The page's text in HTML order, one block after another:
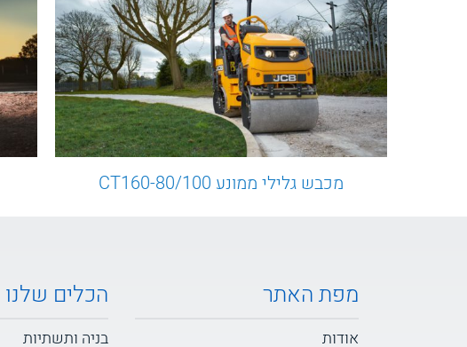
מכבש גלילי ממונע CT160-80/100
חלפים צמ"ה
בניה ותשתיות
חקלאות